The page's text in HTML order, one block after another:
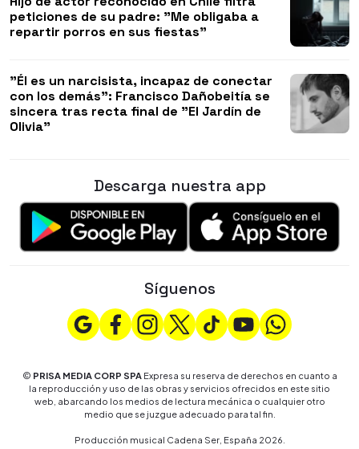
peticiones de su padre: "Me obligaba a
repartir porros en sus fiestas"
"Él es un narcisista, incapaz de conectar
con los demás": Francisco Dañobeitía se
sincera tras recta final de "El Jardín de
Olivia"
Descarga nuestra app
Síguenos
© PRISA MEDIA CORP SPAExpresa su reserva de derechos en cuanto a
la reproducción y uso de las obras y servicios ofrecidos en este sitio
web, abarcando los medios de lectura mecánica o cualquier otro
medio que se juzgue adecuado para tal fin.
Producción musical Cadena Ser, España 2026.